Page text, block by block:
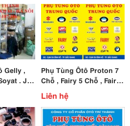
Gelly ,
. Jrd
, Fairy
Phụ Tùng Ôtô Proton 7
Chỗ , Fairy 5 Chỗ , Fairy
7 Chỗ , Vinaxuki Các
Loại , Soya
Liên hệ